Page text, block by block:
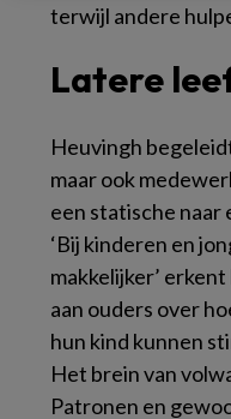
terwijl andere
Latere
Heuvingh
maar ook
een statische naar
‘Bij kinderen en
makkelijker’
aan ouders over
hun kind kunnen
Het brein van
Patronen en